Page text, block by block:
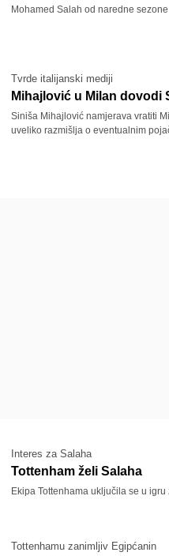
Mohamed Salah od naredne
Tvrde italijanski mediji
Mihajlović u Milan dovodi
Siniša Mihajlović namjerava vratiti
uveliko razmišlja o eventualnim
Interes za Salaha
Tottenham želi Salaha
Ekipa Tottenhama uključila se u
Tottenhamu zanimljiv Egipćanin